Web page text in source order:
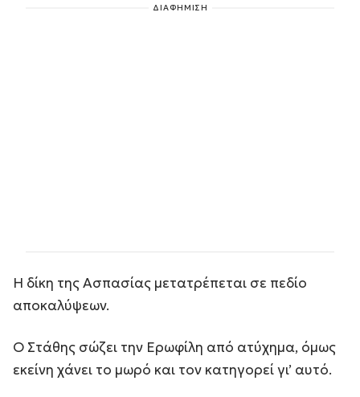
ΔΙΑΦΗΜΙΣΗ
Η δίκη της Ασπασίας μετατρέπεται σε πεδίο
αποκαλύψεων.
Ο Στάθης σώζει την Ερωφίλη από ατύχημα, όμως
εκείνη χάνει το μωρό και τον κατηγορεί γι’ αυτό.